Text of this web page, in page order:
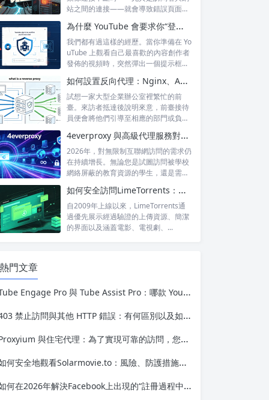
站之間的連接——就會導致錯誤頁面的
為什麼 YouTube 會要求你“登錄以確認你不是機器人”？
我們都有過這樣的經歷。當你準備在 Yo
uTube 上觀看自己最喜歡的內容創作者
發佈的視頻時，突然彈出一個提示框...
如何設置反向代理：Nginx、Apache 和 HAProxy 詳解
試想一家大型企業辦公室裡繁忙的前
臺。來訪者抵達後說明來意，前臺接待
員便會將他們引導至相應的部門或負責
4everproxy 與高級代理服務對比：速度、隱私和可靠性的比較
2026年，對無限制互聯網訪問的需求仍
在持續增長。無論您是試圖訪問被學校
網絡屏蔽的教育資源的學生，還是需要
如何安全訪問LimeTorrents：使用家庭代理繞過封鎖
自2009年上線以來，LimeTorrents通
過優先展示經過驗證的上傳資源、簡潔
的界面以及涵蓋電影、電視劇、...
熱門文章
Engage Pro 與 Tube Assist Pro：哪款 YouTube 自動化工具更勝一籌？
禁止訪問與其他 HTTP 錯誤：有何區別以及如何解決
與住宅代理：為了實現可靠的訪問，您應該選擇哪一種？
何安全地觀看Solarmovie.to：風險、防護措施及最佳實踐
何在2026年解決Facebook上出現的“註冊過程中發生錯誤”問題